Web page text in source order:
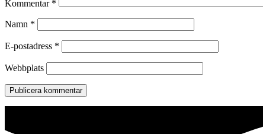
Kommentar *
Namn *
E-postadress *
Webbplats